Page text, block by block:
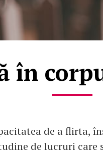
în
de a flirta,
de lucruri care